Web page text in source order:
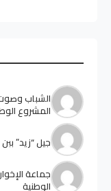
الشباب
المشروع
جيل “زيد”
جماعة
الوطنية